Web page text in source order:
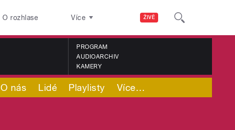
ŽIVĚ
O rozhlase Více
PROGRAM
AUDIOARCHIV
KAMERY
O nás Lidé Playlisty Více…